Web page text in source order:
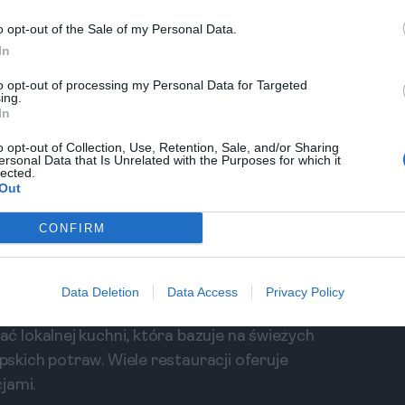
opt-out of the Sale of my Personal Data.
opt-out of processing my Personal Data for Targeted
opt-out of Collection, Use, Retention, Sale, and/or Sharing
Data that Is Unrelated with the Purposes for which it
CONFIRM
Data Deletion Data Access Privacy Policy
do
dla Ciebie.
lokalnej kuchni, która bazuje na świeżych
potraw. Wiele restauracji oferuje